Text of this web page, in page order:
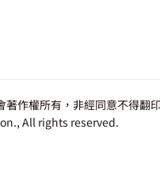
著作權所有，非經同意不得翻
All rights reserved.